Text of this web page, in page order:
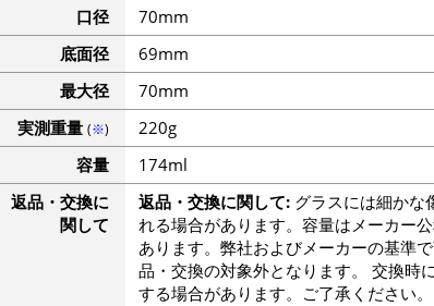
口径
70mm
底面径
69mm
最大径
70mm
実測重量 (※)
220g
容量
174ml
返品・交換に
関して
返品・交換に関して:グラスには細かな
れる場合があります。容量はメーカー
あります。弊社およびメーカーの基準
品・交換の対象外となります。 交換時
する場合があります。ご了承ください。